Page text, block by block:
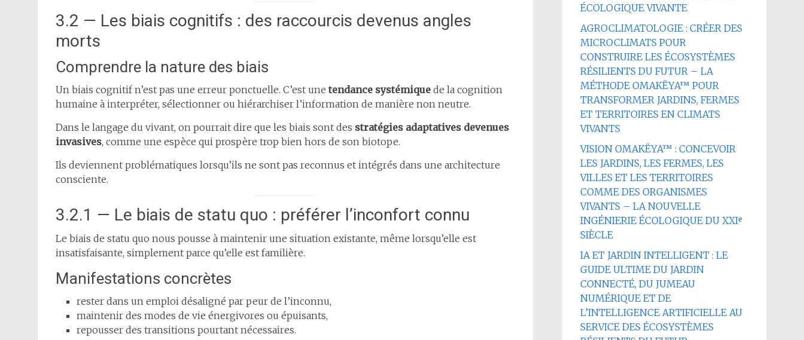
3.2 — Les biais cognitifs : des raccourcis devenus angles
morts
Comprendre la nature des biais
Un biais cognitif n’est pas une erreur ponctuelle. C’est unetendance systémique de la cognition
humaine à interpréter, sélectionner ou hiérarchiser l’information de manière non neutre.
Dans le langage du vivant, on pourrait dire que les biais sont des stratégies adaptatives devenues
invasives, comme une espèce qui prospère trop bien hors de son biotope.
Ils deviennent problématiques lorsqu’ils ne sont pas reconnus et intégrés dans une architecture
consciente.
3.2.1 — Le biais de statu quo : préférer l’inconfort connu
Le biais de statu quo nous pousse à maintenir une situation existante, même lorsqu’elle est
insatisfaisante, simplement parce qu’elle est familière.
Manifestations concrètes
rester dans un emploi désaligné par peur de l’inconnu,
maintenir des modes de vie énergivores ou épuisants,
repousser des transitions pourtant nécessaires.
ÉCOLOGIQUE VIVANTE
AGROCLIMATOLOGIE : CRÉER DES
MICROCLIMATS POUR
CONSTRUIRE LES ÉCOSYSTÈMES
RÉSILIENTS DU FUTUR – LA
MÉTHODE OMAKËYA™ POUR
TRANSFORMER JARDINS, FERMES
ET TERRITOIRES EN CLIMATS
VIVANTS
VISION OMAKËYA™ : CONCEVOIR
LES JARDINS, LES FERMES, LES
VILLES ET LES TERRITOIRES
COMME DES ORGANISMES
VIVANTS – LA NOUVELLE
INGÉNIERIE ÉCOLOGIQUE DU XXIᵉ
SIÈCLE
IA ET JARDIN INTELLIGENT : LE
GUIDE ULTIME DU JARDIN
CONNECTÉ, DU JUMEAU
NUMÉRIQUE ET DE
L’INTELLIGENCE ARTIFICIELLE AU
SERVICE DES ÉCOSYSTÈMES